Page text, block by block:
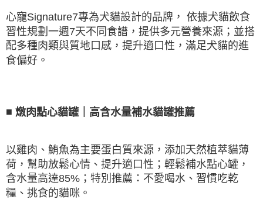
心寵Signature7專為犬貓設計的品牌， 依據犬貓飲食
習性規劃一週7天不同食譜，提供多元營養來源；並搭
配多種肉類與質地口感，提升適口性，滿足犬貓的進
食偏好。
■ 燉肉點心貓罐｜高含水量補水貓罐推薦
以雞肉、鮪魚為主要蛋白質來源，添加天然植萃貓薄
荷，幫助放鬆心情、提升適口性；輕鬆補水點心罐，
含水量高達85% ；特別推薦：不愛喝水、習慣吃乾
糧、挑食的貓咪。